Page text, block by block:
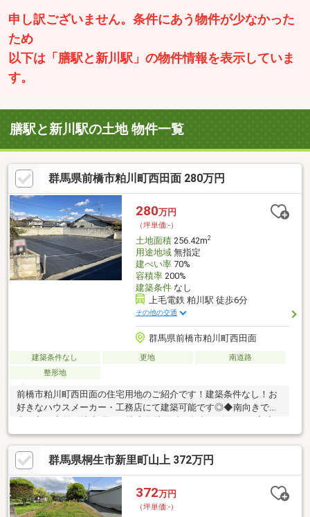
申し訳ございません。条件にあう物件が少なかった
ため
以下は「膳駅と新川駅」の物件情報を表示していま
す。
膳駅と新川駅の土地 物件一覧
群馬県前橋市粕川町西田面 280万円
280万円
（坪単価:-）
土地面積256.42m2
用途地域無指定
建ぺい率70%
容積率200%
建築条件なし
上毛電鉄 粕川駅 徒歩6分
その他の交通
群馬県前橋市粕川町西田面
建築条件なし 更地
南道路
整形地
前橋市粕川町西田面の住宅用地のご紹介です！建築条件なし！お
好きなハウスメーカー・工務店にて建築可能です◎◆南向きで陽
用地としてもおすすめです♪☆周辺環境充実☆・粕川小学校まで
徒歩約6分（約450m）・粕川中学校まで徒歩約7分（約500m）お
子様の通学や送り迎えにも安心の距離です◎・ローソン前橋粕川
町店まで徒歩約4分（約290m）・アバンセ粕川店まで車で約4分・
クスリのアオキ粕川店まで車で約2分・コメリハード＆グリーン粕
川店まで車で約2分日々のお買い物も負担にならない環境です◎
群馬県桐生市新里町山上 372万円
372万円
（坪単価:-）